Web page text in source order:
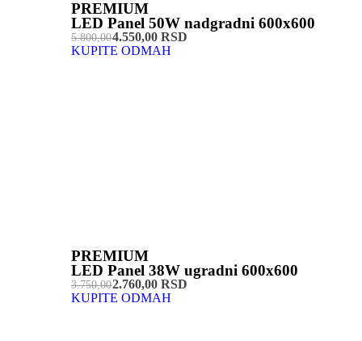
PREMIUM
LED Panel 50W nadgradni 600x600
5.800,004.550,00 RSD
KUPITE ODMAH
PREMIUM
LED Panel 38W ugradni 600x600
3.750,002.760,00 RSD
KUPITE ODMAH